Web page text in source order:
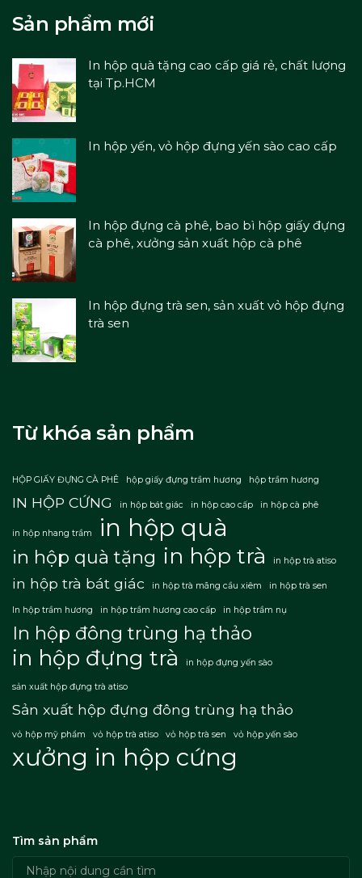
Sản phẩm mới
In hộp quà tặng cao cấp giá rẻ, chất lượng
tại Tp.HCM
In hộp yến, vỏ hộp đựng yến sào cao cấp
In hộp đựng cà phê, bao bì hộp giấy đựng
cà phê, xưởng sản xuất hộp cà phê
In hộp đựng trà sen, sản xuất vỏ hộp đựng
trà sen
Từ khóa sản phẩm
HỘP GIẤY ĐỰNG CÀ PHÊ hộp giấy đựng trầm hương hộp trầm hương
IN HỘP CỨNG in hộp bát giác in hộp cao cấp in hộp cà phê
in hộp nhang trầm in hộp quà
in hộp quà tặng in hộp trà in hộp trà atiso
in hộp trà bát giác in hộp trà mãng cầu xiêm in hộp trà sen
In hộp trầm hương in hộp trầm hương cao cấp in hộp trầm nụ
In hộp đông trùng hạ thảo
in hộp đựng trà in hộp đựng yến sào
sản xuất hộp đựng trà atiso
Sản xuất hộp đựng đông trùng hạ thảo
vỏ hộp mỹ phẩm vỏ hộp trà atiso vỏ hộp trà sen vỏ hộp yến sào
xưởng in hộp cứng
Tìm sản phẩm